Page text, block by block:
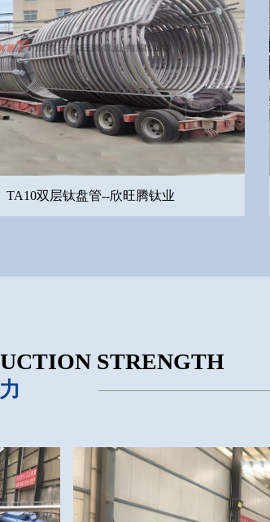
TA10双层钛盘管--欣旺腾钛业
STRENGTH